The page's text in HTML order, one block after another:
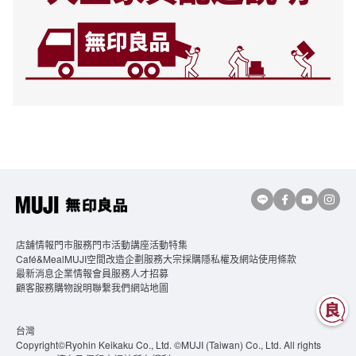
台灣
Copyright©Ryohin Keikaku Co., Ltd. ©MUJI (Taiwan) Co., Ltd. All rights
店舖情報門市服務門市活動講座活動特集
Café&MealMUJI空間改造企劃服務大宗採購隱私權及網站使用條款
最新消息企業情報會員服務人才招募
顧客服務購物說明聯繫我們網站地圖